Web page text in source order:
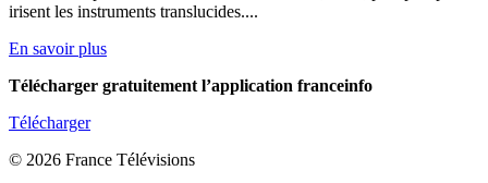
irisent les instruments translucides....
En savoir plus
Télécharger gratuitement l’application franceinfo
Télécharger
© 2026 France Télévisions